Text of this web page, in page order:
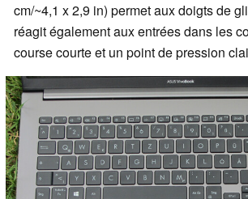
cm/~4,1 x 2,9 in) permet aux doigts de
réagit également aux entrées dans les
course courte et un point de pression